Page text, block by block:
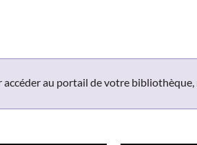
accéder au portail de votre